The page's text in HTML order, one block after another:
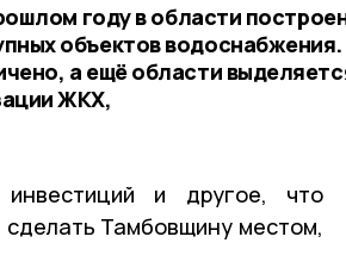
году в области
объектов водоснабжения.
а ещё области
ЖКХ,
инвестиций и другое, что
Тамбовщину местом,